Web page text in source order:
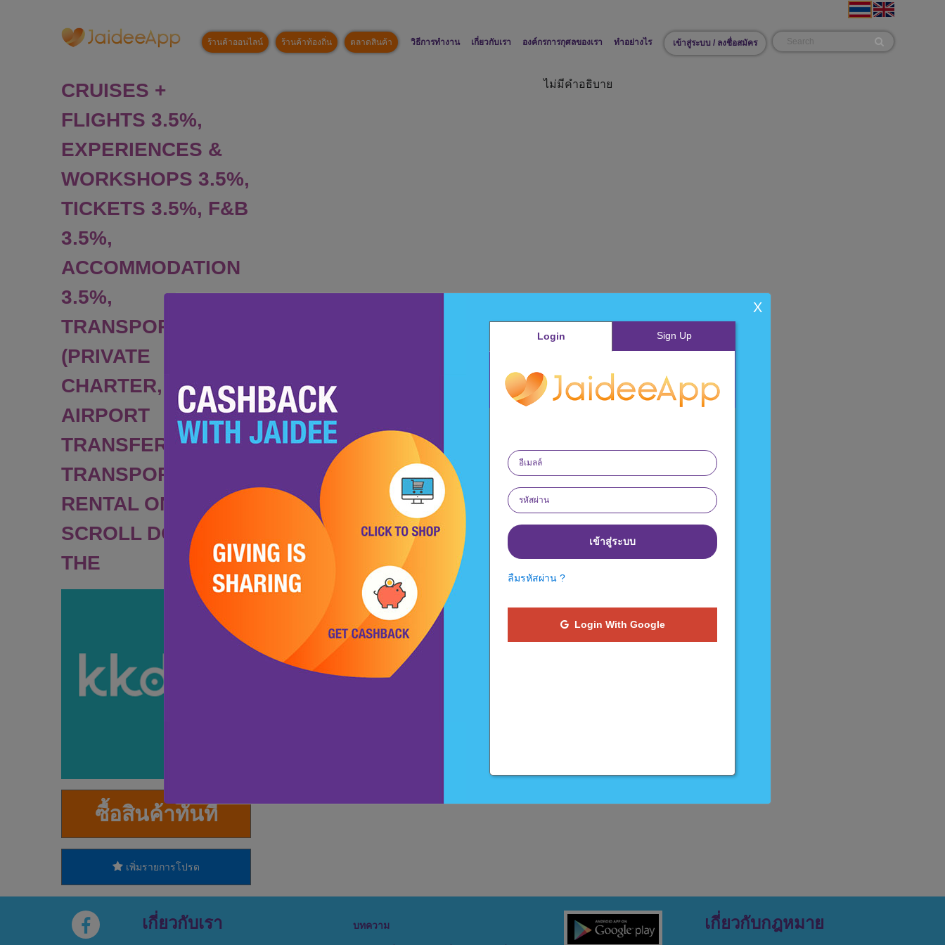
ร้านค้าออนไลน์ ร้านค้าท้องถิ่น ตลาดสินค้า วิธีการทำงาน เกี่ยวกับเรา องค์กรการกุศลของเรา ทำอย่างไร เข้าสู่ระบบ / ลงชื่อสมัคร
CRUISES +
FLIGHTS 3.5%,
EXPERIENCES &
WORKSHOPS 3.5%,
TICKETS 3.5%, F&B
3.5%,
ACCOMMODATION
3.5%,
TRANSPORTATION
(PRIVATE
CHARTER,
AIRPORT
TRANSFER,
TRANSPORT
RENTAL ONLY)
SCROLL DOWN TO
THE
ซื้อสินค้าทันที
เพิ่มรายการโปรด
ไม่มีคำอธิบาย
เกี่ยวกับเรา บทความ เกี่ยวกับกฎหมาย
X
Login Sign Up
เข้าสู่ระบบ
ลืมรหัสผ่าน ?
Login With Google